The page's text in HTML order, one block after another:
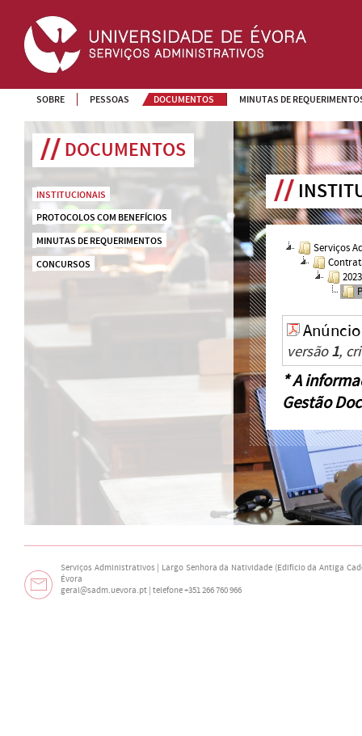
SOBRE PESSOAS DOCUMENTOS MINUTAS DE
DOCUMENTOS
INSTITUCIONAIS
PROTOCOLOS COM BENEFÍCIOS
MINUTAS DE REQUERIMENTOS
CONCURSOS
Serviços
2023
versão1,
* A
Gestão
Serviços Administrativos | Largo Senhora da Natividade (Edifício da Antiga
Évora
geral@sadm.uevora.pt | telefone +351 266 760 966